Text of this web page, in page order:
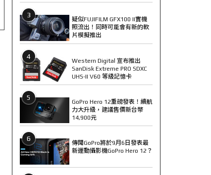
3
疑似FUJIFILM GFX100 II實機
照流出！同時可能會有新的軟
片模擬推出
4
Western Digital 宣布推出
SanDisk Extreme PRO SDXC
UHS-II V60 等級記憶卡
5
GoPro Hero 12重磅發表！續航
力大升級，建議售價新台幣
14,900元
6
傳聞GoPro將於9月6日發表最
新運動攝影機GoPro Hero 12？